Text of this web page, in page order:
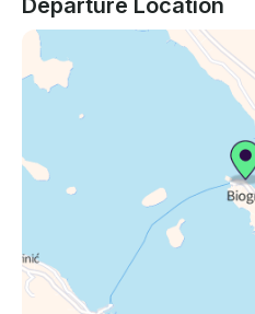
Departure Location